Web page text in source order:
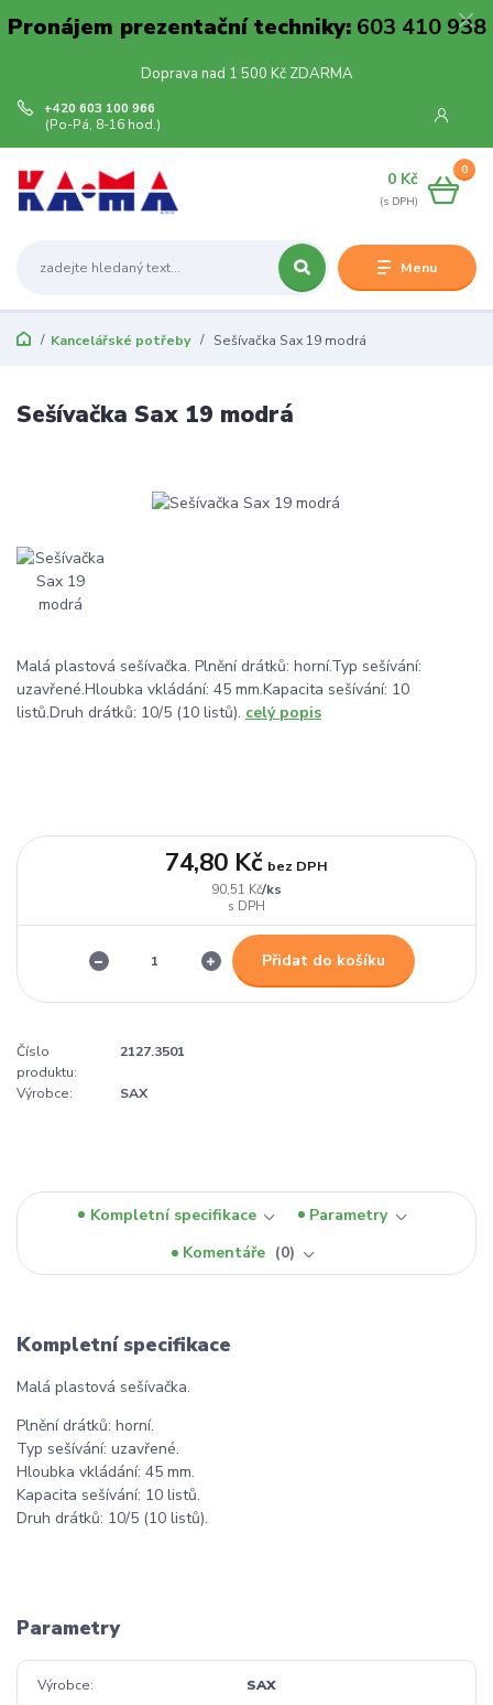
Pronájem prezentační techniky:603 410 938
Doprava nad 1 500 Kč ZDARMA
Menu
+420 603 100 966
(Po-Pá, 8-16 hod.)
0
0 Kč
Kancelářské potřeby Sešívačka Sax 19 modrá
Sešívačka Sax 19 modrá
Malá plastová sešívačka. Plnění drátků: horní.Typ sešívání:
uzavřené.Hloubka vkládání: 45 mm.Kapacita sešívání: 10
listů.Druh drátků: 10/5 (10 listů). celý popis
90,51 Kč/ks
74,80 Kč bez DPH
Přidat do košíku
Číslo
produktu:
2127.3501
Výrobce: SAX
Kompletní specifikace
Parametry
Komentáře
0
Kompletní specifikace
Malá plastová sešívačka.
Plnění drátků: horní.
Typ sešívání: uzavřené.
Hloubka vkládání: 45 mm.
Kapacita sešívání: 10 listů.
Druh drátků: 10/5 (10 listů).
Parametry
Výrobce SAX